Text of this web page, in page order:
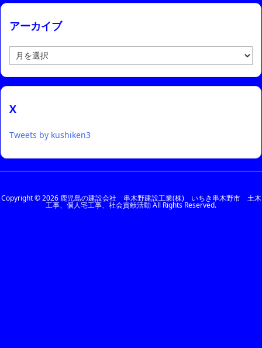
アーカイブ
ー
カ
イ
X
Tweets by kushiken3
Copyright ©2026 鹿児島の建設会社 串木野建設工業(株) いちき串木野市 土木
工事、個人宅工事、社会貢献活動All Rights Reserved.